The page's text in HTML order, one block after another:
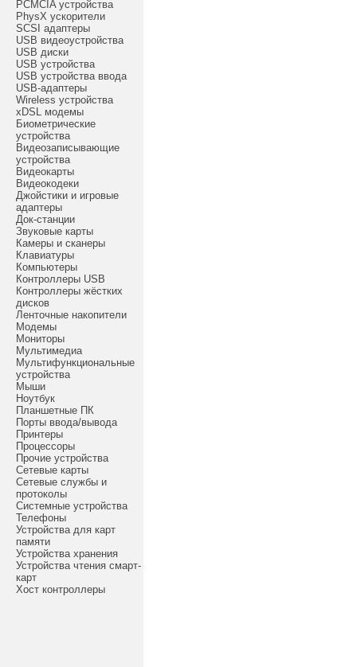
PCMCIA устройства
PhysX ускорители
SCSI адаптеры
USB видеоустройства
USB диски
USB устройства
USB устройства ввода
USB-адаптеры
Wireless устройства
xDSL модемы
Биометрические
устройства
Видеозаписывающие
устройства
Видеокарты
Видеокодеки
Джойстики и игровые
адаптеры
Док-станции
Звуковые карты
Камеры и сканеры
Клавиатуры
Компьютеры
Контроллеры USB
Контроллеры жёстких
дисков
Ленточные накопители
Модемы
Мониторы
Мультимедиа
Мультифункциональные
устройства
Мыши
Ноутбук
Планшетные ПК
Порты ввода/вывода
Принтеры
Процессоры
Прочие устройства
Сетевые карты
Сетевые службы и
протоколы
Системные устройства
Телефоны
Устройства для карт
памяти
Устройства хранения
Устройства чтения смарт-
карт
Хост контроллеры